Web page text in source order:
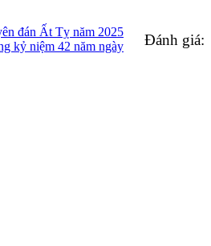
Đánh giá:
đán Ất Tỵ năm 2025
kỷ niệm 42 năm ngày